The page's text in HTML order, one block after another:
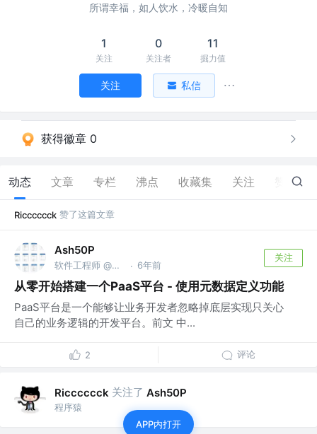
所谓幸福，如人饮水，冷暖自知
1
关注
0
关注者
11
掘力值
关注 私信
获得徽章 0
动态 文章 专栏 沸点 收藏集 关注 2
Ricccccck 赞了这篇文章
Ash50P
软件工程师 @北森 · 6年前
关注
从零开始搭建一个PaaS平台 - 使用元数据定义功能
PaaS平台是一个能够让业务开发者忽略掉底层实现只关心
自己的业务逻辑的开发平台。前文 中...
2 评论
Ricccccck 关注了 Ash50P
程序猿
APP内打开